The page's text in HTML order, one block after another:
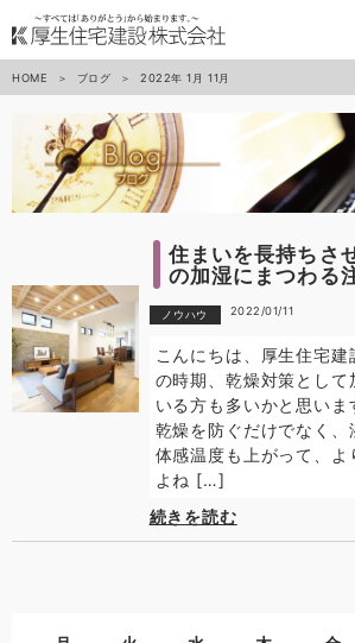
HOME ブログ 2022年 1月 11月
住まいを長持ちさ
の加湿にまつわる
ノウハウ 2022/01/11
こんにちは、厚生住宅
の時期、乾燥対策として
いる方も多いかと思いま
乾燥を防ぐだけでなく
体感温度も上がって、よ
よね […]
続きを読む